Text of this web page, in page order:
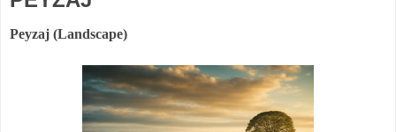
Peyzaj (Landscape)